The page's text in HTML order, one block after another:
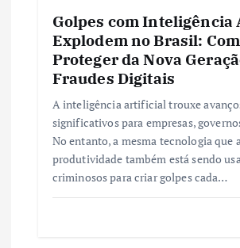
Golpes com
Explodem no Brasil:
Proteger da Nova
Fraudes Digitais
A inteligência artificial trouxe
significativos para empresas,
No entanto, a mesma tecnologia que
produtividade também está sendo
criminosos para criar golpes cada…